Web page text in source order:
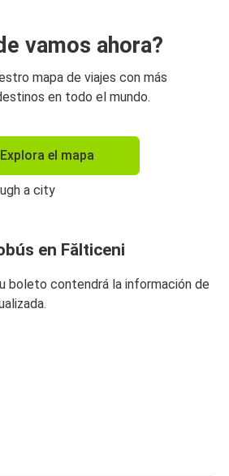
vamos ahora?
mapa de viajes con más
en todo el mundo.
Explora el mapa
en Fălticeni
boleto contendrá la información de